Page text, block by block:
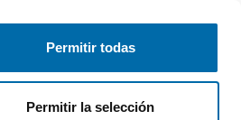
Permitir todas
Permitir la selección
gratis Inicia sesión